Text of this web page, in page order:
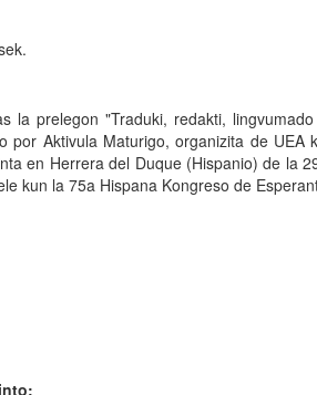
la prelegon "Traduki, redakti,
por Aktivula Maturigo, organizita de UEA
en Herrera del Duque (Hispanio) de la
kun la 75a Hispana Kongreso de